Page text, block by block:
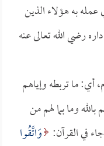
به هؤلاء الذين
رضي الله تعالى عنه
أي: ما تربطه وإياهم
وما بما لهم من
في القرآن: وَاتَّقُوا